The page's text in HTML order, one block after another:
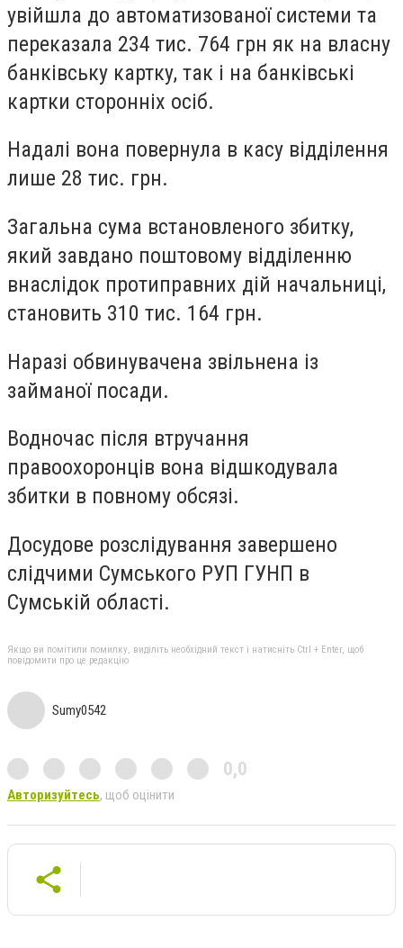
увійшла до автоматизованої системи та
переказала 234 тис. 764 грн як на власну
банківську картку, так і на банківські
картки сторонніх осіб.
Надалі вона повернула в касу відділення
лише 28 тис. грн.
Загальна сума встановленого збитку,
який завдано поштовому відділенню
внаслідок протиправних дій начальниці,
становить 310 тис. 164 грн.
Наразі обвинувачена звільнена із
займаної посади.
Водночас після втручання
правоохоронців вона відшкодувала
збитки в повному обсязі.
Досудове розслідування завершено
слідчими Сумського РУП ГУНП в
Сумській області.
Якщо ви помітили помилку, виділіть необхідний текст і натисніть Ctrl + Enter, щоб
повідомити про це редакцію
Sumy0542
0,0
Авторизуйтесь, щоб оцінити